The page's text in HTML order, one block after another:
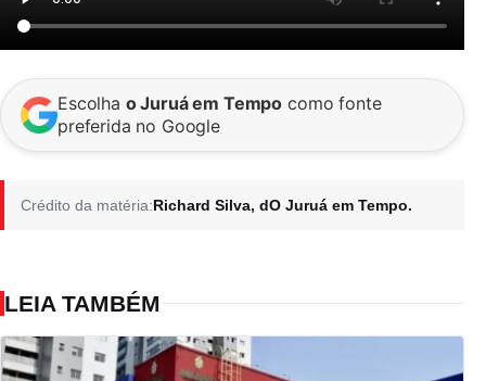
Escolha o Juruá em Tempo como fonte
preferida no Google
Crédito da matéria:Richard Silva, dO Juruá em Tempo.
LEIA TAMBÉM